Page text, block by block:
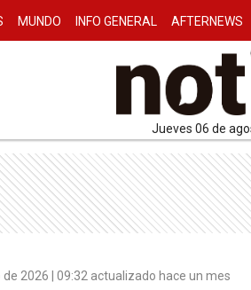
MUNDO INFO GENERAL AFTERNEWS
jueves 06 de
de 2026 | 09:32 actualizado hace un mes